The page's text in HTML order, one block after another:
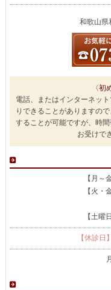
和歌山県
〈初
電話、またはインターネッ
りできることがありますの
することが可能ですが、時
お受けで
【月～
【火・
午
【土曜
【休診日